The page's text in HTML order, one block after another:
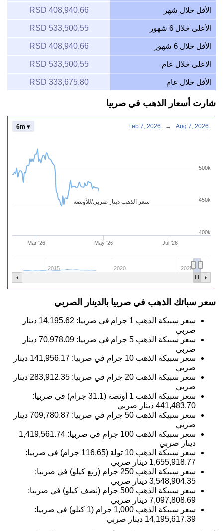
الأقل خلال شهر 408,940.66 RSD
الأعلى خلال 6 شهور 533,500.55 RSD
الأقل خلال 6 شهور 408,940.66 RSD
الاعلى خلال عام 533,500.55 RSD
الأقل خلال عام 333,675.80 RSD
شارت أسعار الذهب في صربيا
سعر الذهب دينار صربي/للأونصة
Mar '26 May '26 Jul '26
2015 2020 2025
400k
450k
500k
6m ▾ Feb 7, 2026 → Aug 7, 2026
سعر سبائك الذهب في صربيا بالدينار الصربي
سعر سبيكة الذهب 1 جرام في صربيا: 14,195.62 دينار
صربي
سعر سبيكة الذهب 5 جرام في صربيا:
70,978.09 دينار
صربي
سعر سبيكة الذهب 10 جرام في صربيا:
141,956.17 دينار
صربي
سعر سبيكة الذهب 20 جرام في صربيا:
283,912.35 دينار
صربي
سعر سبيكة الذهب 1 أونصة (31.1 جرام) في صربيا:
441,483.70 دينار صربي
سعر سبيكة الذهب 50 جرام في صربيا:
709,780.87 دينار
صربي
سعر سبيكة الذهب 100 جرام في صربيا:
1,419,561.74
دينار صربي
سعر سبيكة الذهب 10 تولة (116.65 جرام) في صربيا:
1,655,918.77 دينار صربي
سعر سبيكة الذهب 250 جرام (ربع كيلو) في صربيا:
3,548,904.35 دينار صربي
سعر سبيكة الذهب 500 جرام (نصف كيلو) في صربيا:
7,097,808.69 دينار صربي
سعر سبيكة الذهب 1,000 جرام (1 كيلو) في صربيا:
14,195,617.39 دينار صربي